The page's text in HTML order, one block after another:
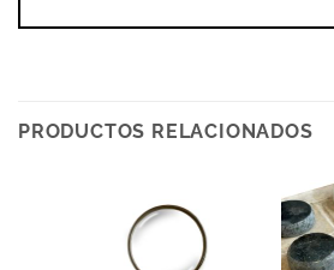
PRODUCTOS RELACIONADOS